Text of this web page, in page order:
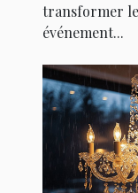
transformer
événement...